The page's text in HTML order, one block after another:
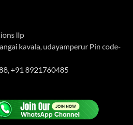
llp
kavala, udayamperur Pin code-
,+91 8921760485